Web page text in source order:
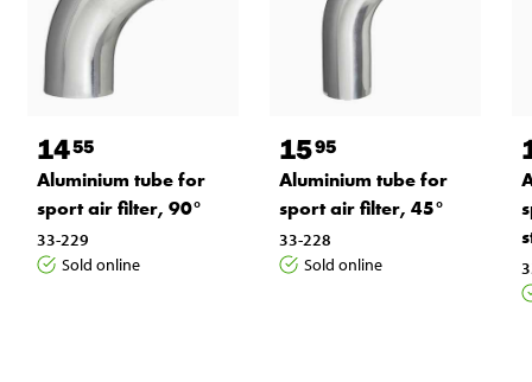
1455
Aluminium tube for
sport air filter, 90°
33-229
Sold online
1595
Aluminium tube for
sport air filter, 45°
33-228
Sold online